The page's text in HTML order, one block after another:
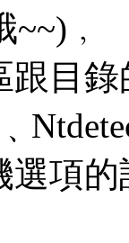
目
項的